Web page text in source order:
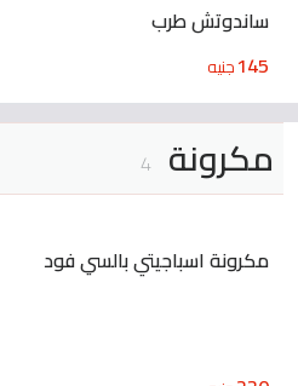
ساندوتش طرب
145جنيه
مكرونة 4
مكرونة اسباجيتي بالسي فود